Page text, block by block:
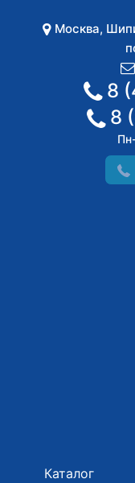
Москва,
8
8
Каталог